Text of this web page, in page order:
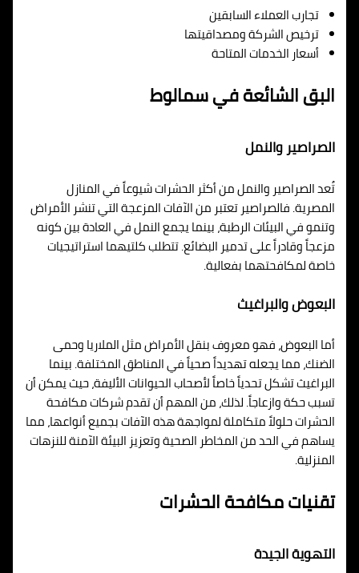
تجارب العملاء السابقين
ترخيص الشركة ومصداقيتها
أسعار الخدمات المتاحة
البق الشائعة في سمالوط
الصراصير والنمل
تُعد الصراصير والنمل من أكثر الحشرات شيوعاً في المنازل
المصرية. فالصراصير تعتبر من الآفات المزعجة التي تنشر الأمراض
وتنمو في البيئات الرطبة، بينما يجمع النمل في العادة بين كونه
مزعجاً وقادراً على تدمير البضائع. تتطلب كلتيهما استراتيجيات
خاصة لمكافحتهما بفعالية.
البعوض والبراغيث
أما البعوض، فهو معروف بنقل الأمراض مثل الملاريا وحمى
الضنك، مما يجعله تهديداً صحياً في المناطق المختلفة. بينما
البراغيث تشكل تحدياً خاصاً لأصحاب الحيوانات الأليفة، حيث يمكن أن
تسبب حكة وازعاجاً. لذلك، من المهم أن تقدم شركات مكافحة
الحشرات حلولاً متكاملة لمواجهة هذه الآفات بجميع أنواعها، مما
يساهم في الحد من المخاطر الصحية وتعزيز البيئة الآمنة للنزهات
المنزلية.
تقنيات مكافحة الحشرات
التهوية الجيدة